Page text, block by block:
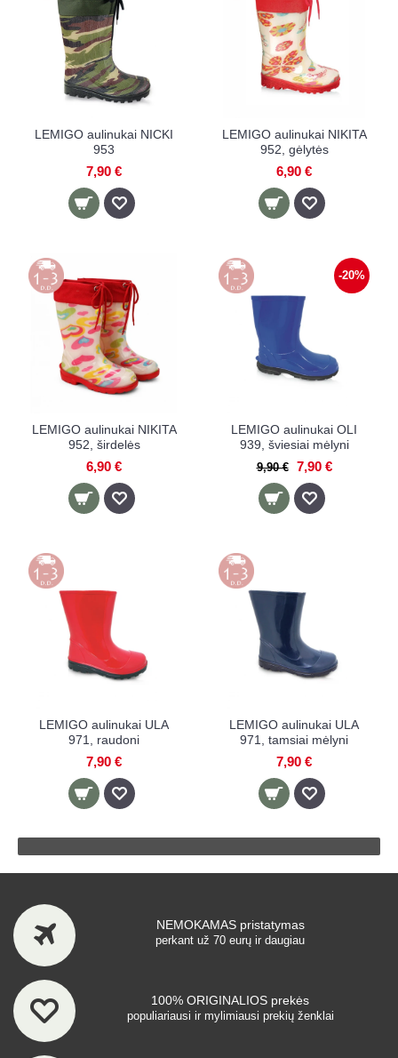
LEMIGO aulinukai NICKI
953
7,90 €
LEMIGO aulinukai NIKITA
952, gėlytės
6,90 €
LEMIGO aulinukai NIKITA
952, širdelės
6,90 €
-20%
LEMIGO aulinukai OLI
939, šviesiai mėlyni
9,90 € 7,90 €
LEMIGO aulinukai ULA
971, raudoni
7,90 €
LEMIGO aulinukai ULA
971, tamsiai mėlyni
7,90 €
NEMOKAMAS pristatymas
perkant už 70 eurų ir daugiau
100% ORIGINALIOS prekės
populiariausi ir mylimiausi prekių ženklai